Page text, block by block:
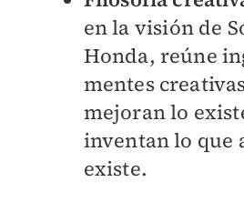
en la visión de
Honda, reúne
mentes
mejoran lo
inventan lo que
existe.